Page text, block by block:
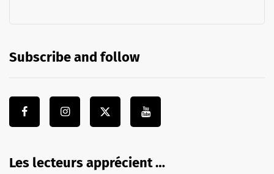
Subscribe and follow
Les lecteurs apprécient …